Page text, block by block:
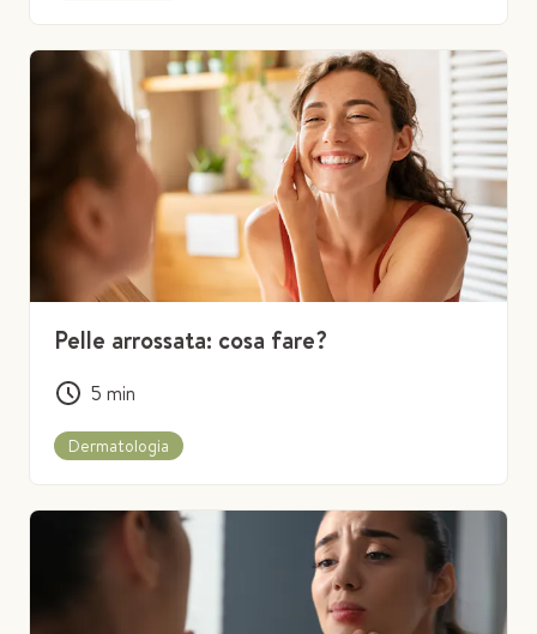
Pelle arrossata: cosa fare?
5 min
Dermatologia